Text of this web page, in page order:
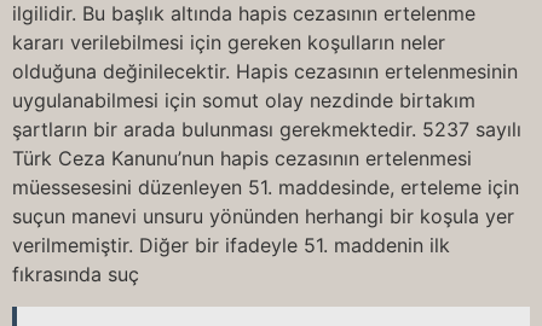
ilgilidir. Bu başlık altında hapis cezasının ertelenme
kararı verilebilmesi için gereken koşulların neler
olduğuna değinilecektir. Hapis cezasının ertelenmesinin
uygulanabilmesi için somut olay nezdinde birtakım
şartların bir arada bulunması gerekmektedir. 5237 sayılı
Türk Ceza Kanunu’nun hapis cezasının ertelenmesi
müessesesini düzenleyen 51. maddesinde, erteleme için
suçun manevi unsuru yönünden herhangi bir koşula yer
verilmemiştir. Diğer bir ifadeyle 51. maddenin ilk
fıkrasında suç